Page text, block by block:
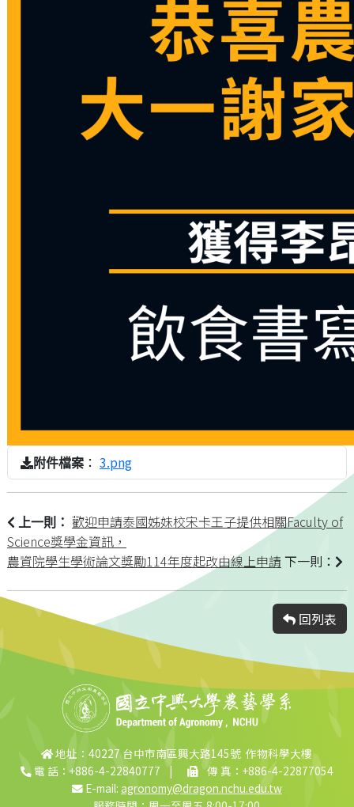
附件檔案： 3.png
上一則：
歡迎申請泰國姊妹校宋卡王子提供相關Faculty of
Science獎學金資訊，
農資院學生學術論文獎勵114年度起改由線上申請 下一則：
回列表
地址：40227 台中市南區興大路145號 作物科學大樓
電 話：+886-4-22840777 |
傳 真：+886-4-22877054
E-mail: agronomy@dragon.nchu.edu.tw